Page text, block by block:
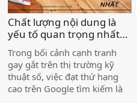
Chất lượng nội dung là
yếu tố quan trọng nhất
giúp website tăng hạng
trong Google tìm kiếm )
Trong bối cảnh cạnh tranh
gay gắt trên thị trường kỹ
thuật số, việc đạt thứ hạng
cao trên Google tìm kiếm là